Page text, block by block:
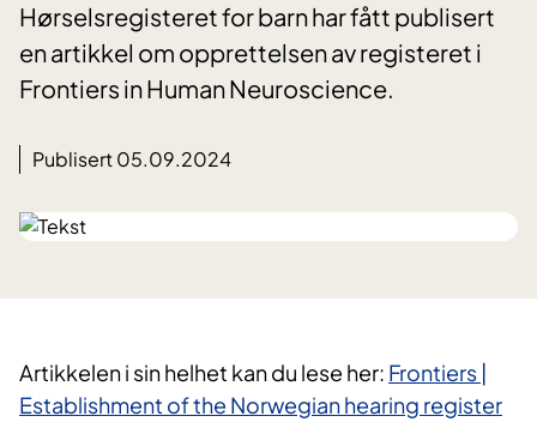
Hørselsregisteret for barn har fått publisert
en artikkel om opprettelsen av registeret i
Frontiers in Human Neuroscience.
Publisert 05.09.2024
Artikkelen i sin helhet kan du lese her: Frontiers |
Establishment of the Norwegian hearing register